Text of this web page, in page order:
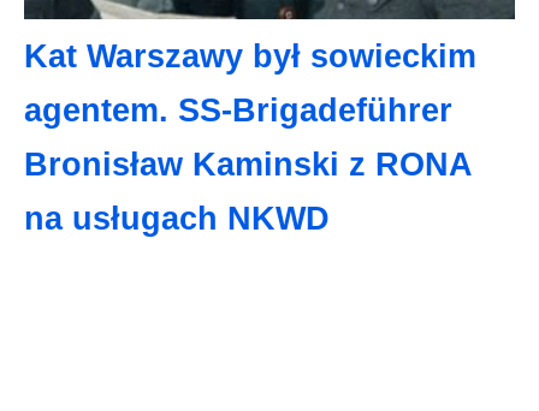
Kat Warszawy był sowieckim
agentem. SS-Brigadeführer
Bronisław Kaminski z RONA
na usługach NKWD